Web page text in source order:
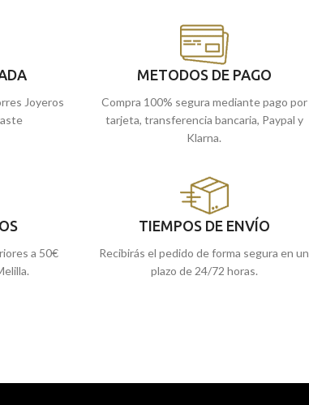
Joyeros
METODOS DE PAGO
Compra 100% segura mediante pago por
tarjeta, transferencia bancaria, Paypal y
Klarna.
a 50€
TIEMPOS DE ENVÍO
Recibirás el pedido de forma segura en un
plazo de 24/72 horas.